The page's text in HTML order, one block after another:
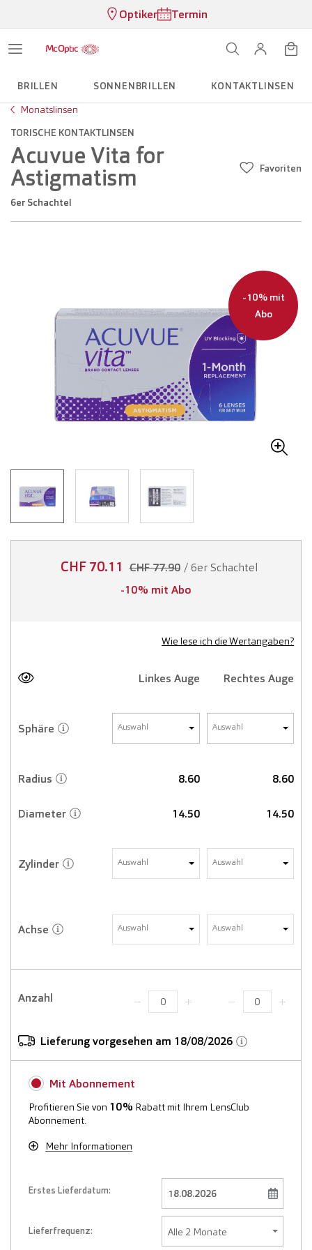
Optiker Termin
BRILLEN SONNENBRILLEN
KONTAKTLINSEN
Monatslinsen
TORISCHE KONTAKTLINSEN
Acuvue Vita for
Astigmatism
6er Schachtel
Favoriten
-10% mit
Abo
CHF 70.11 CHF 77.90 / 6er Schachtel
-10% mit Abo
Wie lese ich die Wertangaben?
Linkes Auge Rechtes Auge
Sphäre Auswahl Auswahl
Radius 8.60 8.60
Diameter 14.50 14.50
Zylinder Auswahl Auswahl
Achse Auswahl Auswahl
Anzahl
Lieferung vorgesehen am 18/08/2026
Mit Abonnement
Profitieren Sie von 10% Rabatt mit Ihrem LensClub
Abonnement.
Mehr Informationen
Erstes Lieferdatum:
Lieferfrequenz: